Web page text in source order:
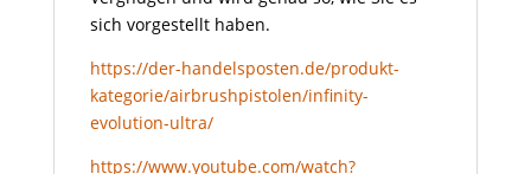
sich vorgestellt haben.
https://der-handelsposten.de/produkt-
kategorie/airbrushpistolen/infinity-
evolution-ultra/
https://www.youtube.com/watch?